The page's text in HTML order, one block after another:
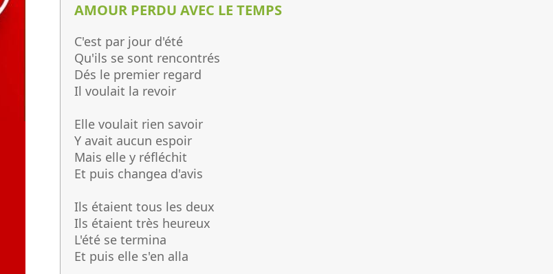
AMOUR PERDU AVEC LE TEMPS
C'est par jour d'été
Qu'ils se sont rencontrés
Dés le premier regard
Il voulait la revoir
Elle voulait rien savoir
Y avait aucun espoir
Mais elle y réfléchit
Et puis changea d'avis
Ils étaient tous les deux
Ils étaient très heureux
L'été se termina
Et puis elle s'en alla